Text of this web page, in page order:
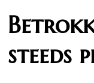
steeds